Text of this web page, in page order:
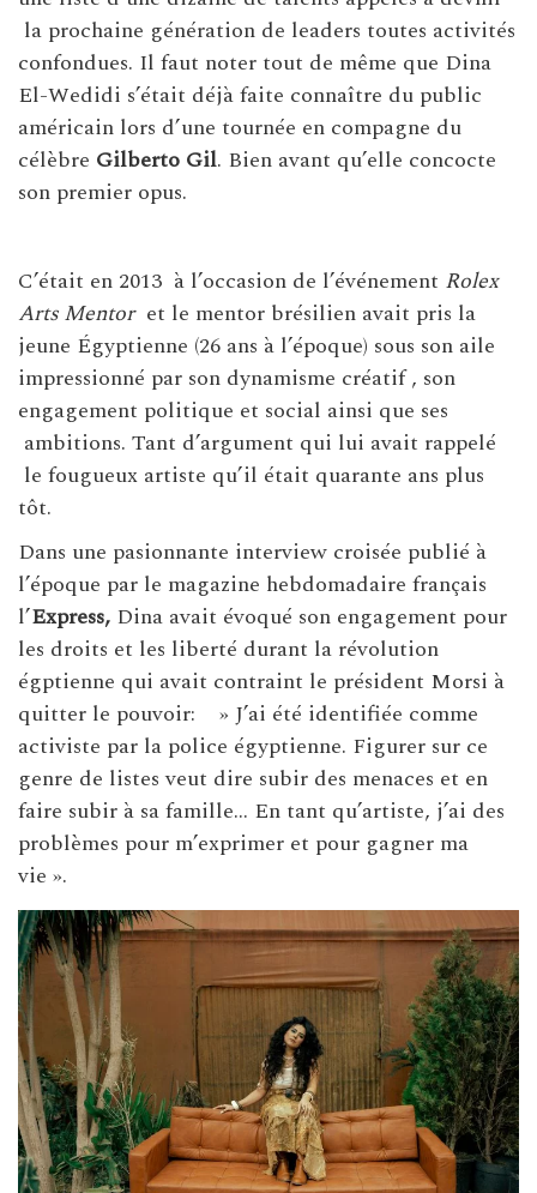
la prochaine génération de leaders toutes activités
confondues. Il faut noter tout de même que Dina
El-Wedidi s’était déjà faite connaître du public
américain lors d’une tournée en compagne du
célèbre Gilberto Gil. Bien avant qu’elle concocte
son premier opus.
C’était en 2013 à l’occasion de l’événement Rolex
Arts Mentoret le mentor brésilien avait pris la
jeune Égyptienne (26 ans à l’époque) sous son aile
impressionné par son dynamisme créatif , son
engagement politique et social ainsi que ses
ambitions. Tant d’argument qui lui avait rappelé
le fougueux artiste qu’il était quarante ans plus
tôt.
Dans une pasionnante interview croisée publié à
l’époque par le magazine hebdomadaire français
l’Express, Dina avait évoqué son engagement pour
les droits et les liberté durant la révolution
égptienne qui avait contraint le président Morsi à
quitter le pouvoir: » J’ai été identifiée comme
activiste par la police égyptienne. Figurer sur ce
genre de listes veut dire subir des menaces et en
faire subir à sa famille… En tant qu’artiste, j’ai des
problèmes pour m’exprimer et pour gagner ma
vie ».